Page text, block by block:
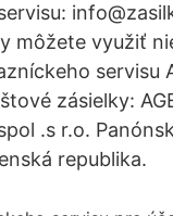
môžete využiť
servisu
zásielky:
.s r.o.
republika.